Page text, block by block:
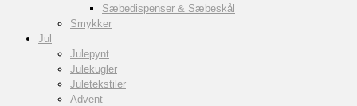
Sæbedispenser & Sæbeskål
Smykker
Jul
Julepynt
Julekugler
Juletekstiler
Advent